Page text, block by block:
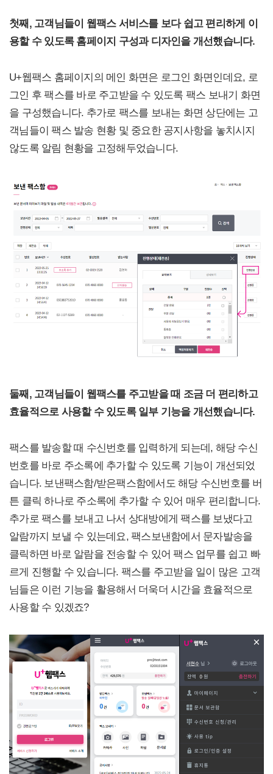
첫째, 고객님들이 웹팩스 서비스를 보다 쉽고 편리하게 이
용할 수 있도록 홈페이지 구성과 디자인을 개선했습니다.
U+웹팩스 홈페이지의 메인 화면은 로그인 화면인데요, 로
그인 후 팩스를 바로 주고받을 수 있도록 팩스 보내기 화면
을 구성했습니다. 추가로 팩스를 보내는 화면 상단에는 고
객님들이 팩스 발송 현황 및 중요한 공지사항을 놓치시지
않도록 알림 현황을 고정해두었습니다.
둘째, 고객님들이 웹팩스를 주고받을 때 조금 더 편리하고
효율적으로 사용할 수 있도록 일부 기능을 개선했습니다.
팩스를 발송할 때 수신번호를 입력하게 되는데, 해당 수신
번호를 바로 주소록에 추가할 수 있도록 기능이 개선되었
습니다. 보낸팩스함/받은팩스함에서도 해당 수신번호를 버
튼 클릭 하나로 주소록에 추가할 수 있어 매우 편리합니다.
추가로 팩스를 보내고 나서 상대방에게 팩스를 보냈다고
알람까지 보낼 수 있는데요, 팩스보낸함에서 문자발송을
클릭하면 바로 알람을 전송할 수 있어 팩스 업무를 쉽고 빠
르게 진행할 수 있습니다. 팩스를 주고받을 일이 많은 고객
님들은 이런 기능을 활용해서 더욱더 시간을 효율적으로
사용할 수 있겠죠?